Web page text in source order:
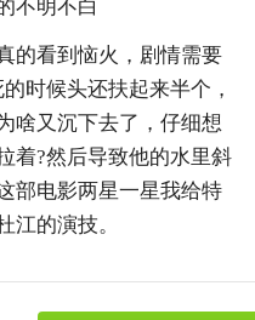
不明不白
的看到恼火，剧情需要
时候头还扶起来半个，
啥又沉下去了，仔细想
着?然后导致他的水里斜
部电影两星一星我给特
江的演技。